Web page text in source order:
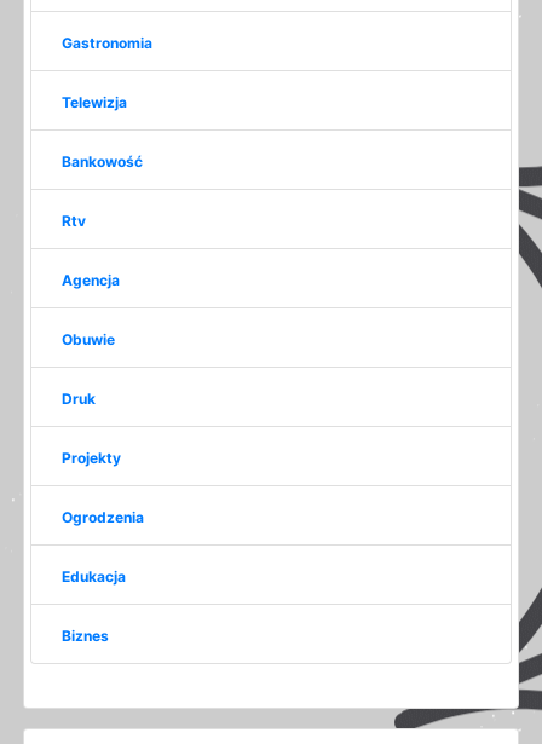
Gastronomia
Telewizja
Bankowość
Rtv
Agencja
Obuwie
Druk
Projekty
Ogrodzenia
Edukacja
Biznes